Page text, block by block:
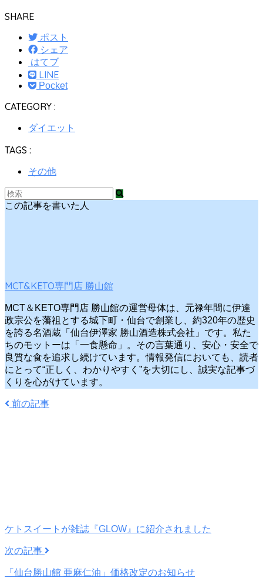
SHARE
ポスト
シェア
はてブ
LINE
Pocket
CATEGORY :
ダイエット
TAGS :
その他
この記事を書いた人
MCT&KETO専門店 勝山館
MCT＆KETO専門店 勝山館の運営母体は、元禄年間に伊達
政宗公を藩祖とする城下町・仙台で創業し、約320年の歴史
を誇る名酒蔵「仙台伊澤家 勝山酒造株式会社」です。私た
ちのモットーは「一食懸命」。その言葉通り、安心・安全で
良質な食を追求し続けています。情報発信においても、読者
にとって“正しく、わかりやすく”を大切にし、誠実な記事づ
くりを心がけています。
前の記事
ケトスイートが雑誌『GLOW』に紹介されました
次の記事
「仙台勝山館 亜麻仁油」価格改定のお知らせ